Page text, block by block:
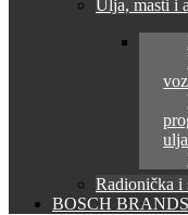
Ulja, masti i
ulja
Radionička i
BOSCH